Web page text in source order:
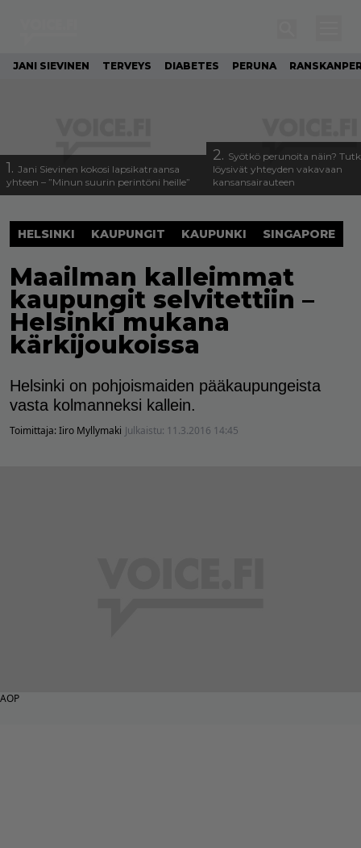
JANI SIEVINEN TERVEYS DIABETES PERUNA
1. Jani Sievinen kokosi lapsikatraansa
yhteen – ”Minun suurin perintöni heille”
2. Syötkö perunoita näin?
löysivät yhteyden vakavaan
kansansairauteen
HELSINKI KAUPUNGIT KAUPUNKI SINGAPORE
Maailman kalleimmat
kaupungit selvitettiin –
Helsinki mukana
kärkijoukoissa
Helsinki on pohjoismaiden pääkaupungeista
vasta kolmanneksi kallein.
Toimittaja:Iiro Myllymaki Julkaistu: 11.3.2016 14:45
AOP